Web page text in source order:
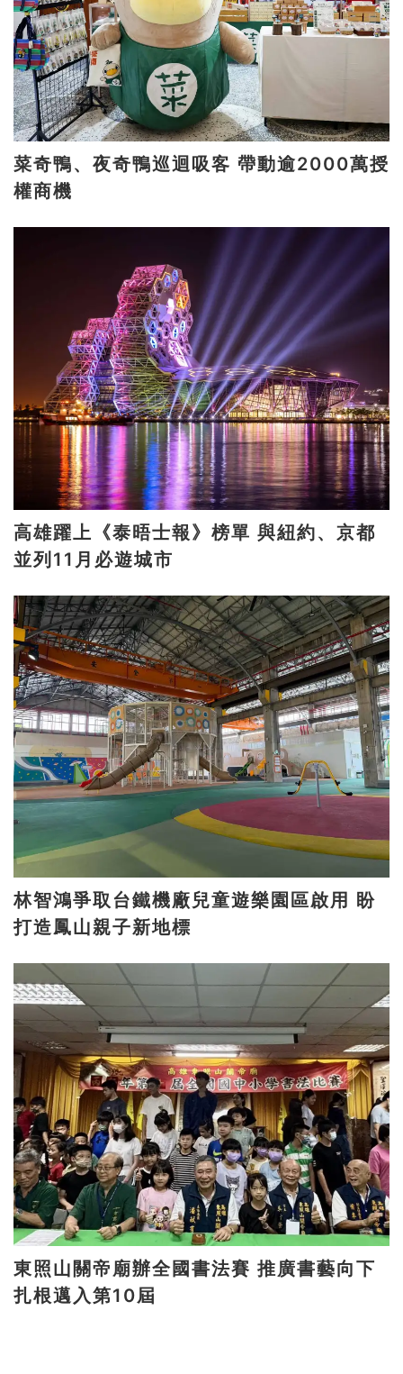
菜奇鴨、夜奇鴨巡迴吸客 帶動逾2000萬授
權商機
高雄躍上《泰晤士報》榜單 與紐約、京都
並列11月必遊城市
林智鴻爭取台鐵機廠兒童遊樂園區啟用 盼
打造鳳山親子新地標
東照山關帝廟辦全國書法賽 推廣書藝向下
扎根邁入第10屆